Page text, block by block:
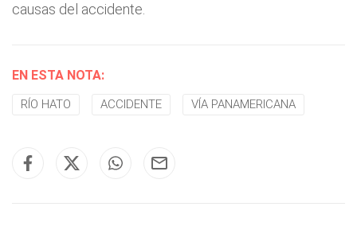
causas del accidente.
EN ESTA NOTA:
RÍO HATO ACCIDENTE VÍA PANAMERICANA